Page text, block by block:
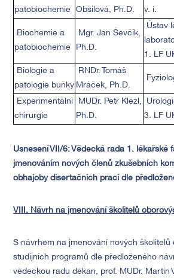
patobiochemie
Obšilová, Ph.D.
v. i.
Biochemie a
patobiochemie
Mgr. Jan Ševčík,
Ph.D.
Ústav
1. LF
Biologie a
patologie buňky
RNDr. Tomáš
Mráček, Ph.D.
Experimentální
chirurgie
MUDr. Petr Klézl,
Ph.D.
3. LF
Usnesení VII/6:Vědecká rada 1. lékařské
jmenováním nových členů zkušebních
obhajoby disertačních prací dle
VIII. Návrh na jmenování školitelů
S návrhem na jmenování nových školitelů
studijních programů dle předloženého
vědeckou radu děkan, prof. MUDr. Martin